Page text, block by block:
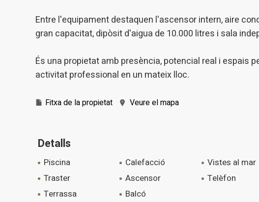
Entre l'equipament destaquen l'ascensor intern, aire
gran capacitat, dipòsit d'aigua de 10.000 litres i sala
És una propietat amb presència, potencial real i espais
activitat professional en un mateix lloc.
Fitxa de la propietat Veure el mapa
Detalls
piscina calefacció
vistes al mar
traster
ascensor
telèfon
terrassa
balcó